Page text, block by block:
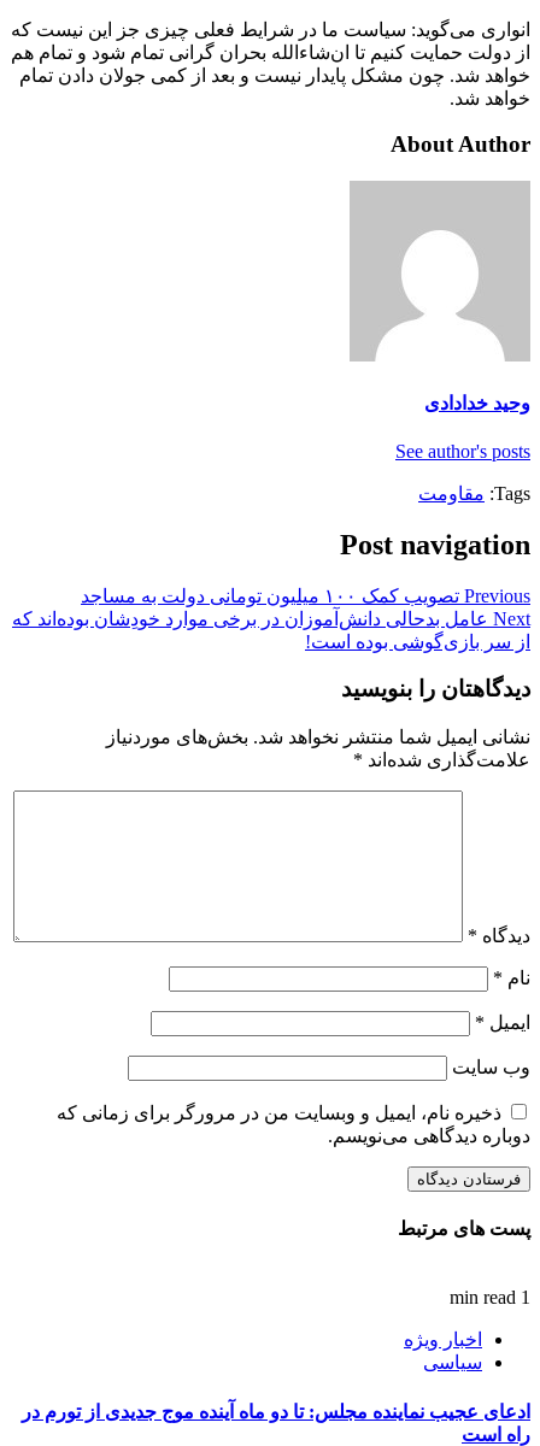
انواری می‌گوید: سیاست ما در شرایط فعلی چیزی جز این نیست که
از دولت حمایت کنیم تا ان‌شاءالله بحران گرانی تمام شود و تمام هم
خواهد شد. چون مشکل پایدار نیست و بعد از کمی جولان دادن تمام
خواهد شد.
About Author
وحید خدادادی
See author's posts
Tags: مقاومت
Post navigation
Previous تصویب کمک ۱۰۰ میلیون تومانی دولت به مساجد
Next عامل بدحالی دانش‌آموزان در برخی موارد خودِشان بوده‌اند که
از سر بازی‌گوشی بوده است!
دیدگاهتان را بنویسید
نشانی ایمیل شما منتشر نخواهد شد. بخش‌های موردنیاز
علامت‌گذاری شده‌اند *
دیدگاه *
نام *
ایمیل *
وب‌ سایت
ذخیره نام، ایمیل و وبسایت من در مرورگر برای زمانی که
دوباره دیدگاهی می‌نویسم.
پست های مرتبط
1 min read
اخبار ویژه
سیاسی
ادعای عجیب نماینده مجلس: تا دو ماه آینده موج جدیدی از تورم در
راه است